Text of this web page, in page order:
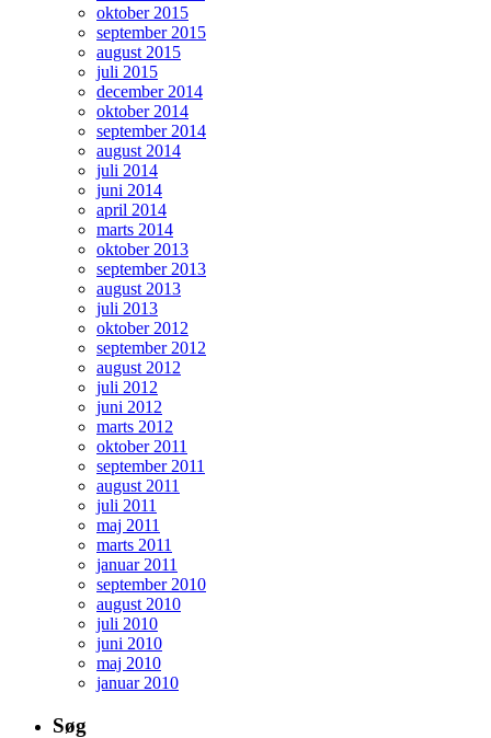
oktober 2015
september 2015
august 2015
juli 2015
december 2014
oktober 2014
september 2014
august 2014
juli 2014
juni 2014
april 2014
marts 2014
oktober 2013
september 2013
august 2013
juli 2013
oktober 2012
september 2012
august 2012
juli 2012
juni 2012
marts 2012
oktober 2011
september 2011
august 2011
juli 2011
maj 2011
marts 2011
januar 2011
september 2010
august 2010
juli 2010
juni 2010
maj 2010
januar 2010
Søg